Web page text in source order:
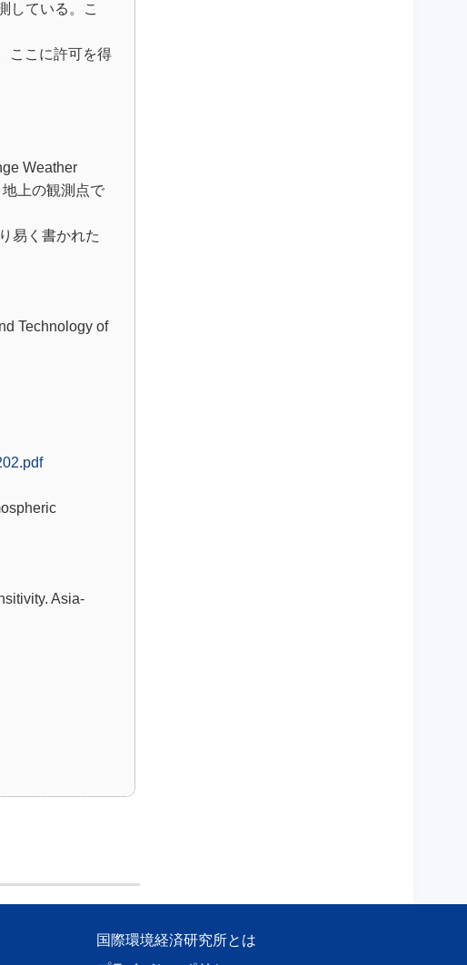
している。こ
ここに許可を得
Weather
上の観測点で
易く書かれた
Technology of
Asia-
国際環境経済研究所とは